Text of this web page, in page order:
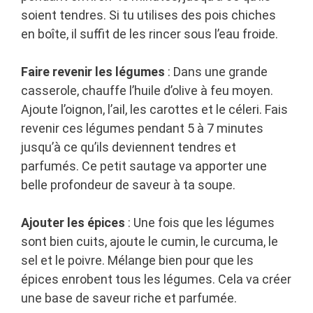
soient tendres. Si tu utilises des pois chiches
en boîte, il suffit de les rincer sous l’eau froide.
Faire revenir les légumes : Dans une grande
casserole, chauffe l’huile d’olive à feu moyen.
Ajoute l’oignon, l’ail, les carottes et le céleri. Fais
revenir ces légumes pendant 5 à 7 minutes
jusqu’à ce qu’ils deviennent tendres et
parfumés. Ce petit sautage va apporter une
belle profondeur de saveur à ta soupe.
Ajouter les épices : Une fois que les légumes
sont bien cuits, ajoute le cumin, le curcuma, le
sel et le poivre. Mélange bien pour que les
épices enrobent tous les légumes. Cela va créer
une base de saveur riche et parfumée.